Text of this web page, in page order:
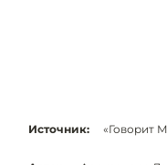
Источник: «Говорит